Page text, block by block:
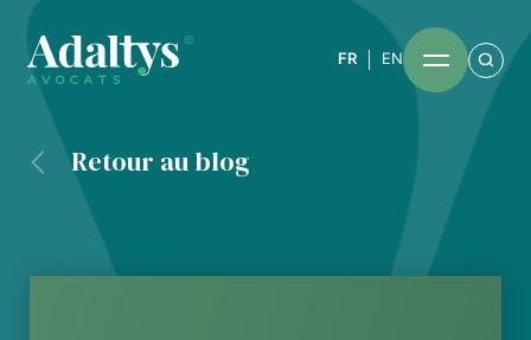
FR EN
Retour au blog